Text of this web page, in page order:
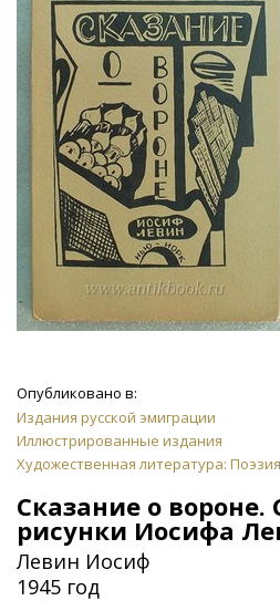
Опубликовано в:
Издания русской эмиграции
Иллюстрированные издания
Художественная литература: Поэзия
Сказание о вороне.
рисунки Иосифа
Левин Иосиф
1945 год